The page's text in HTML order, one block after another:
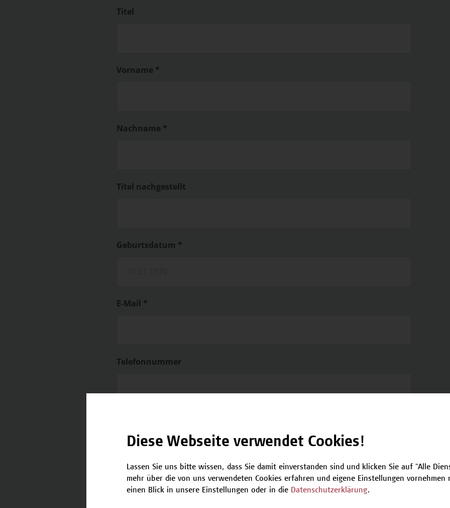
Titel
Vorname *
Nachname *
Titel nachgestellt
Geburtsdatum *
E-Mail *
Telefonnummer
Strasse *
Diese Webseite verwendet Cookies!
Lassen Sie uns bitte wissen, dass Sie damit einverstanden sind und klicken Sie auf "Alle
mehr über die von uns verwendeten Cookies erfahren und eigene Einstellungen
einen Blick in unsere Einstellungen oder in die Datenschutzerklärung.